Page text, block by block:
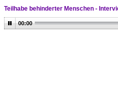
Teilhabe behinderter Menschen -
00:00